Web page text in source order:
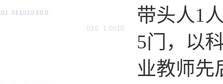
带头人1
5门，以
业教师先